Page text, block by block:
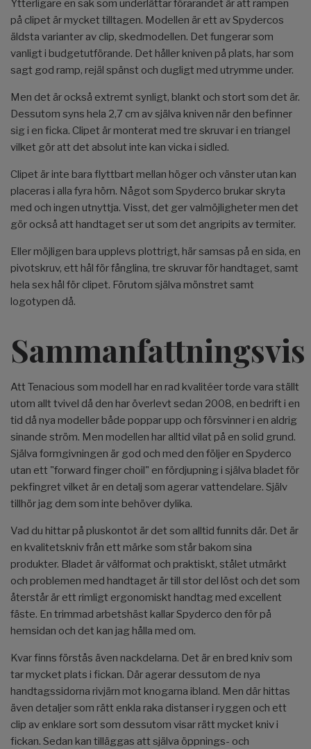
Ytterligare en sak som underlättar förarandet är att rampen
på clipet är mycket tilltagen. Modellen är ett av Spydercos
äldsta varianter av clip, skedmodellen. Det fungerar som
vanligt i budgetutförande. Det håller kniven på plats, har som
sagt god ramp, rejäl spänst och dugligt med utrymme under.
Men det är också extremt synligt, blankt och stort som det är.
Dessutom syns hela 2,7 cm av själva kniven när den befinner
sig i en ficka. Clipet är monterat med tre skruvar i en triangel
vilket gör att det absolut inte kan vicka i sidled.
Clipet är inte bara flyttbart mellan höger och vänster utan kan
placeras i alla fyra hörn. Något som Spyderco brukar skryta
med och ingen utnyttja. Visst, det ger valmöjligheter men det
gör också att handtaget ser ut som det angripits av termiter.
Eller möjligen bara upplevs plottrigt, här samsas på en sida, en
pivotskruv, ett hål för fånglina, tre skruvar för handtaget, samt
hela sex hål för clipet. Förutom själva mönstret samt
logotypen då.
Sammanfattningsvis
Att Tenacious som modell har en rad kvalitéer torde vara ställt
utom allt tvivel då den har överlevt sedan 2008, en bedrift i en
tid då nya modeller både poppar upp och försvinner i en aldrig
sinande ström. Men modellen har alltid vilat på en solid grund.
Själva formgivningen är god och med den följer en Spyderco
utan ett "forward finger choil" en fördjupning i själva bladet för
pekfingret vilket är en detalj som agerar vattendelare. Själv
tillhör jag dem som inte behöver dylika.
Vad du hittar på pluskontot är det som alltid funnits där. Det är
en kvalitetskniv från ett märke som står bakom sina
produkter. Bladet är välformat och praktiskt, stålet utmärkt
och problemen med handtaget är till stor del löst och det som
återstår är ett rimligt ergonomiskt handtag med excellent
fäste. En trimmad arbetshäst kallar Spyderco den för på
hemsidan och det kan jag hålla med om.
Kvar finns förstås även nackdelarna. Det är en bred kniv som
tar mycket plats i fickan. Där agerar dessutom de nya
handtagssidorna rivjärn mot knogarna ibland. Men där hittas
även detaljer som rätt enkla raka distanser i ryggen och ett
clip av enklare sort som dessutom visar rätt mycket kniv i
fickan. Sedan kan tilläggas att själva öppnings- och